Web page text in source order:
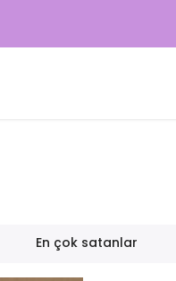
En çok satanlar